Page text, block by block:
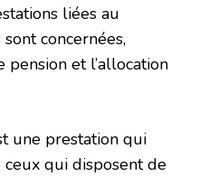
liées au
concernées,
et l’allocation
une prestation qui
qui disposent de